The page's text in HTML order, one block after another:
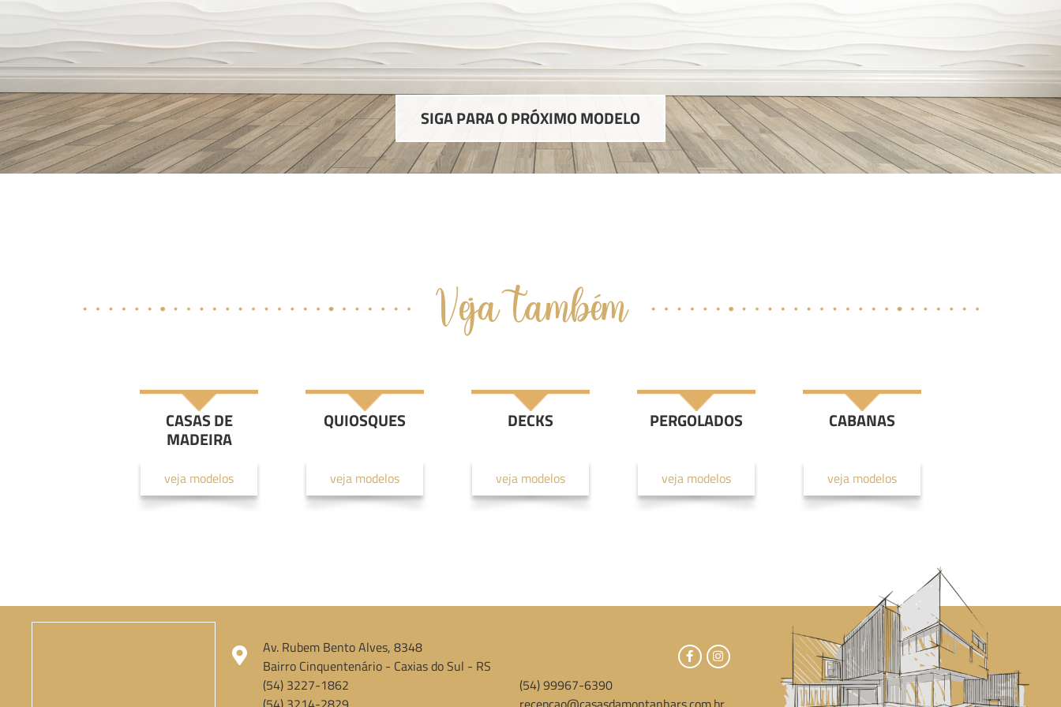
SIGA PARA O PRÓXIMO MODELO
Veja também
CASAS DE
MADEIRA
veja modelos
QUIOSQUES
veja modelos
DECKS
veja modelos
PERGOLADOS
veja modelos
CABANAS
veja modelos
Av. Rubem Bento Alves, 8348
Bairro Cinquentenário - Caxias do Sul - RS
(54) 3227-1862
(54) 99967-6390